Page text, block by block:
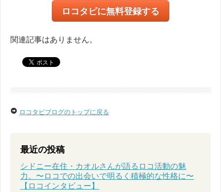
ロコタビに無料登録する
関連記事はありません。
ロコタビブログのトップに戻る
最近の投稿
シドニー在住・カオルさんが語るロコ活動の魅
力。〜ロコでの出会いで明るく積極的な性格に〜
【ロコインタビュー】